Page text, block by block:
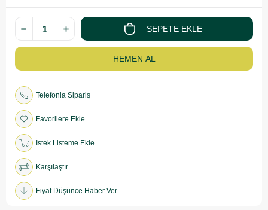
Telefonla Sipariş
Favorilere Ekle
İstek Listeme Ekle
Karşılaştır
Fiyat Düşünce Haber Ver